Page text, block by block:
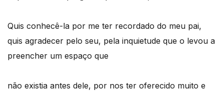
Quis conhecê-la por me ter recordado do meu pai,
quis agradecer pelo seu, pela inquietude que o levou a
preencher um espaço que
não existia antes dele, por nos ter oferecido muito e